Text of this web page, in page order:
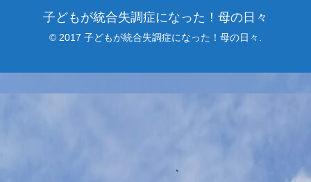
子どもが統合失調症になった！母の日々
© 2017 子どもが統合失調症になった！母の日々.